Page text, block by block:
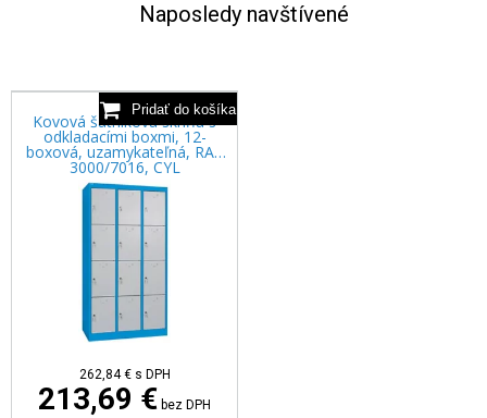
Naposledy navštívené
Kovová šatníková skriňa s
odkladacími boxmi, 12-
boxová, uzamykateľná, RAL
3000/7016, CYL
262,84 € s DPH
213,69 € bez DPH